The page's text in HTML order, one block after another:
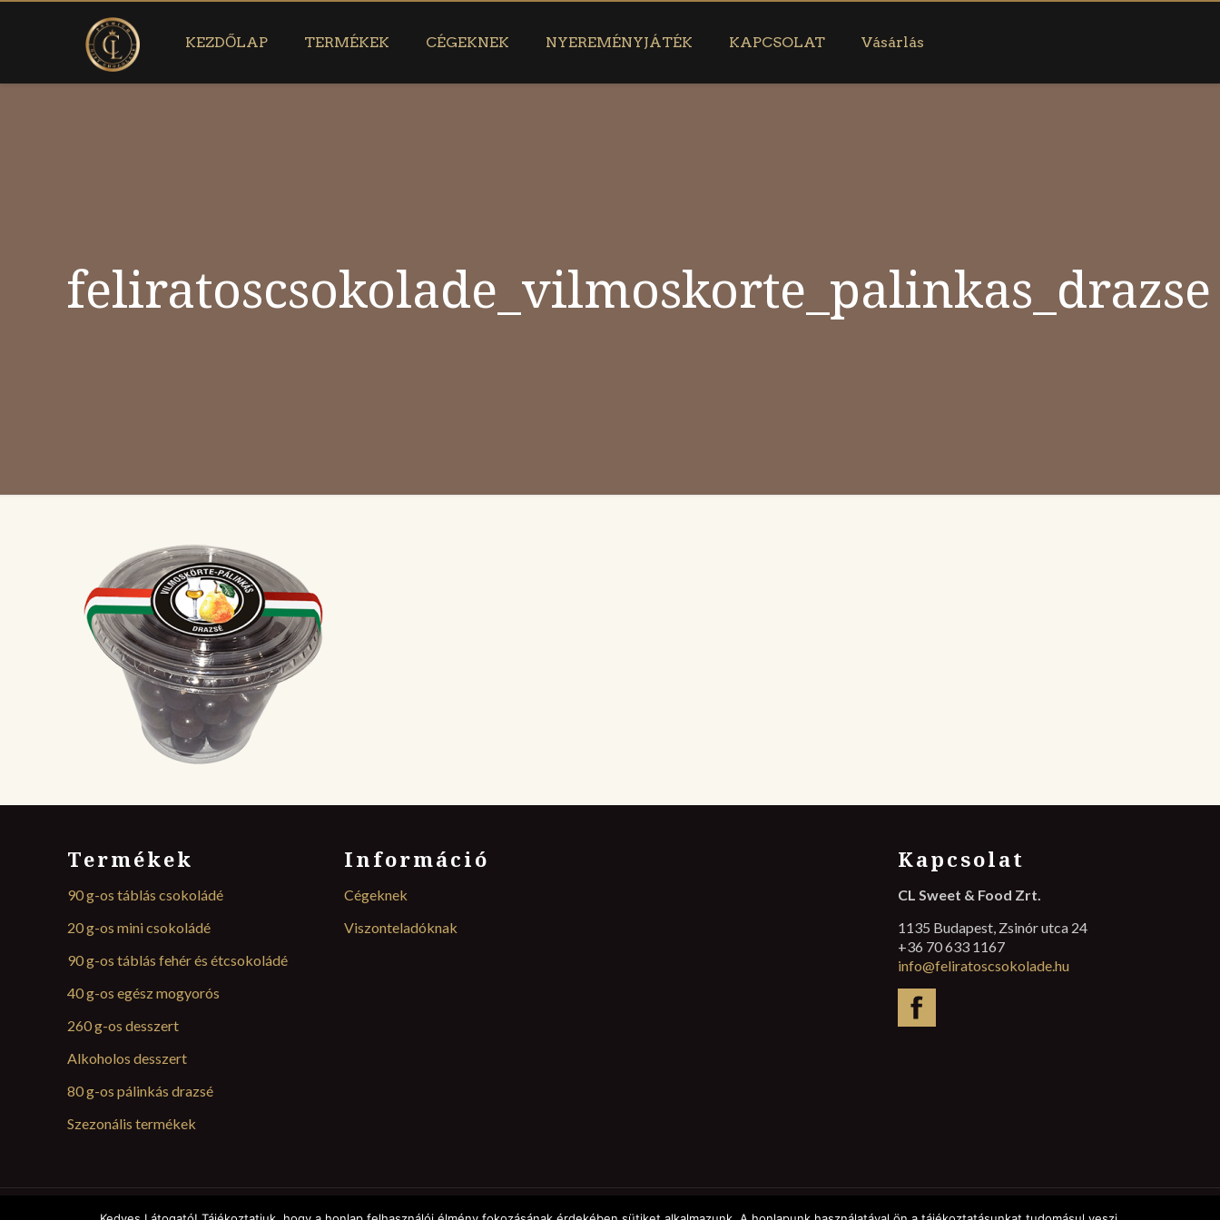
KEZDŐLAP TERMÉKEK CÉGEKNEK NYEREMÉNYJÁTÉK KAPCSOLAT Vásárlás
feliratoscsokolade_vilmoskorte_palinkas_drazse
Termékek
90 g-os táblás csokoládé
20 g-os mini csokoládé
90 g-os táblás fehér és étcsokoládé
40 g-os egész mogyorós
260 g-os desszert
Alkoholos desszert
80 g-os pálinkás drazsé
Szezonális termékek
Információ
Cégeknek
Viszonteladóknak
Kapcsolat
CL Sweet & Food Zrt.
1135 Budapest, Zsinór utca 24
+36 70 633 1167
info@feliratoscsokolade.hu